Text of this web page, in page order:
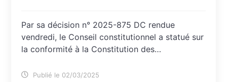
Par sa décision n° 2025-875 DC rendue
vendredi, le Conseil constitutionnel a statué sur
la conformité à la Constitution des…
Publié le 02/03/2025